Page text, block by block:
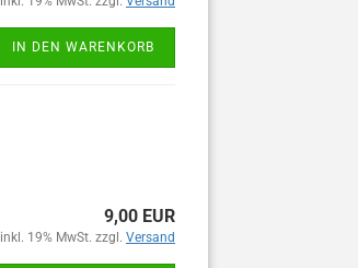
IN DEN WARENKORB
9,00 EUR
inkl. 19% MwSt. zzgl. Versand